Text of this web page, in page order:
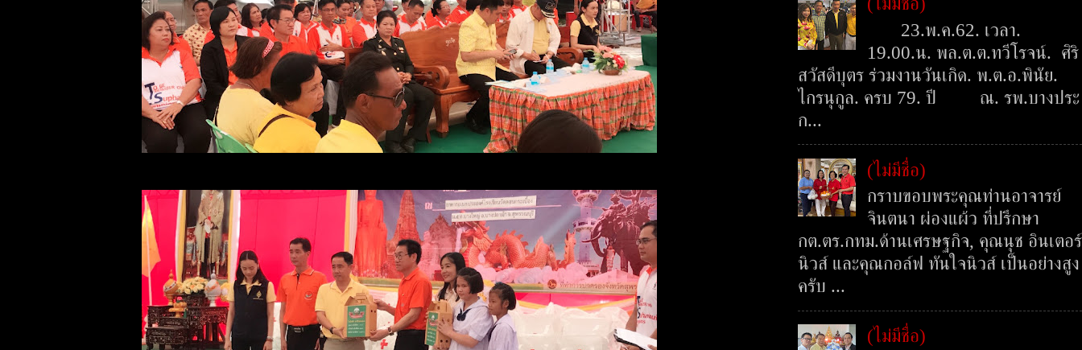
23.พ.ค.62. เวลา.
19.00.น. พล.ต.ต.ทวีโรจน์. ศิริ
สวัสดีบุตร ร่วมงานวันเกิด. พ.ต.อ.พินัย.
ไกรนุกูล. ครบ 79. ปี ณ. รพ.บางประ
ก...
(ไม่มีชื่อ)
กราบขอบพระคุณท่านอาจารย์
จินตนา ผ่องแผ้ว ที่ปรึกษา
กต.ตร.กทม.ด้านเศรษฐกิจ, คุณนุช อินเตอร์
นิวส์ และคุณกอล์ฟ ทันใจนิวส์ เป็นอย่างสูง
ครับ ...
(ไม่มีชื่อ)